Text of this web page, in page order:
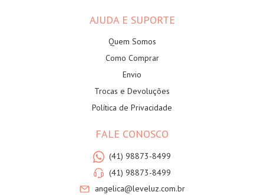
AJUDA E SUPORTE
Quem Somos
Como Comprar
Envio
Trocas e Devoluções
Política de Privacidade
FALE CONOSCO
(41) 98873-8499
(41) 98873-8499
angelica@leveluz.com.br